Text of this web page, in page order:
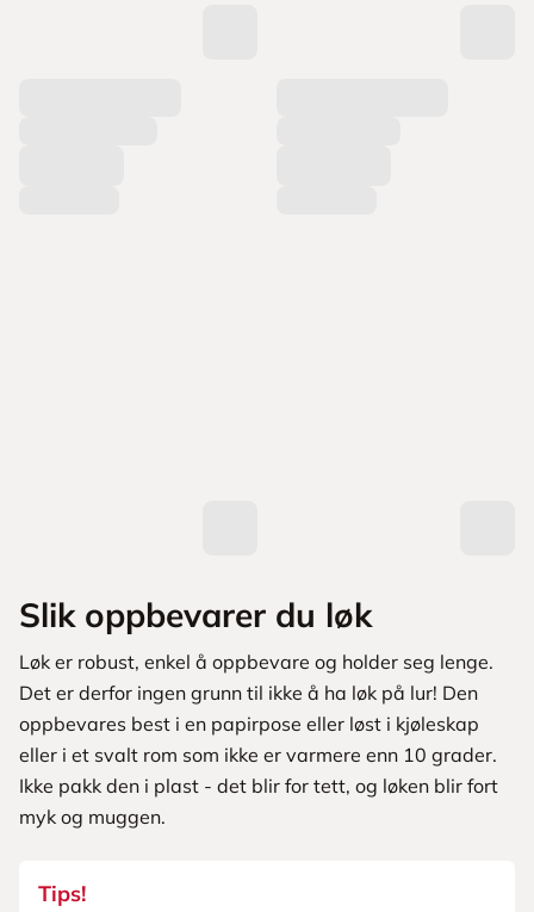
Slik oppbevarer du løk
Løk er robust, enkel å oppbevare og holder seg lenge.
Det er derfor ingen grunn til ikke å ha løk på lur! Den
oppbevares best i en papirpose eller løst i kjøleskap
eller i et svalt rom som ikke er varmere enn 10 grader.
Ikke pakk den i plast - det blir for tett, og løken blir fort
myk og muggen.
Tips!